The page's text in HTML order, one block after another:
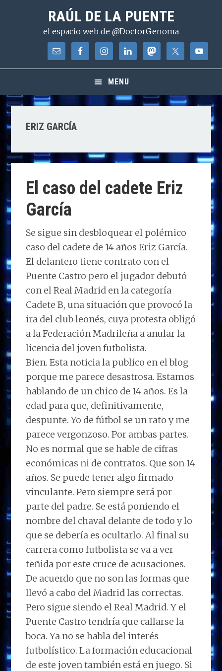
contenido
RAÚL DE LA PUENTE
el espacio web de @DoctorGenoma
MENU
ERIZ GARCÍA
El caso del cadete Eriz
García
Se sigue sin desbloquear el polémico
caso del cadete de 14 años Eriz García.
El delantero tiene contrato con el
Puente Castro pero el jugador debutó
con el Real Madrid en la categoría
Cadete B, una situación que provocó la
ira del club leonés, cuya protesta obligó
a la Federación Madrileña a anular la
licencia del joven futbolista.
Bien. Esta noticia la publico en el blog
porque me parece desastrosa. Estamos
hablando de un chico de 14 años. Es la
edad para que, definitivamente,
despunte. Yo de fútbol se un rato y me
parece vergonzoso. Por ambas partes.
No es normal que se hable de cifras
económicas ni de contratos. Que son 14
años. Se puede tener algo firmado
vinculante. Pero siempre será por
parte del padre. Se está poniendo el
nombre del chaval delante de todo y lo
que se debería es ocultarlo. Al final su
carrera como futbolista se va a ver
teñida por este cruce de acusaciones.
De acuerdo que no son las formas que
llevó a cabo del Madrid las correctas.
Pero sigue siendo el Real Madrid. Y el
Puente Castro tendría que callarse la
boca. Ya no se habla del interés
futbolístico. La formación educacional
de este joven también está en juego. Si